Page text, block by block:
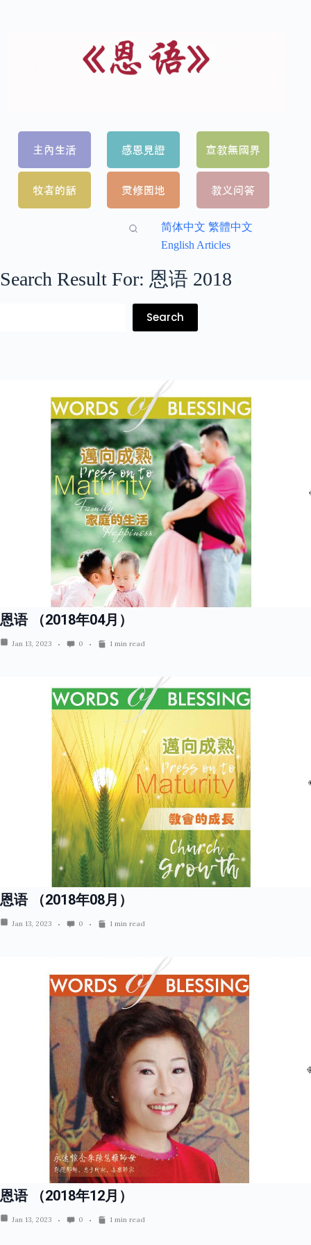
简体中文 繁體中文
English Articles
Search Result For: 恩语 2018
Search
恩语 （2018年04月）
Jan 13, 2023 0 1 min read
恩语 （2018年08月）
Jan 13, 2023 0 1 min read
恩语 （2018年12月）
Jan 13, 2023 0 1 min read